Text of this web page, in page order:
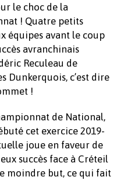
le choc de la
! Quatre petits
équipes avant le coup
avranchinais
Reculeau de
Dunkerquois, c’est dire
!
de National,
cet exercice 2019-
joue en faveur de
succès face à Créteil
moindre but, ce qui fait